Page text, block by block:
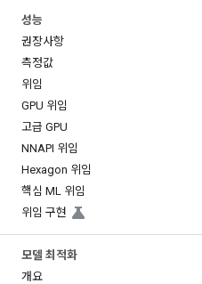
성능
권장사항
측정값
위임
GPU 위임
고급 GPU
NNAPI 위임
Hexagon 위임
핵심 ML 위임
위임 구현
모델 최적화
개요